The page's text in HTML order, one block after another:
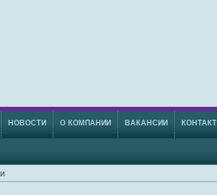
НОВОСТИ О КОМПАНИИ ВАКАНСИИ